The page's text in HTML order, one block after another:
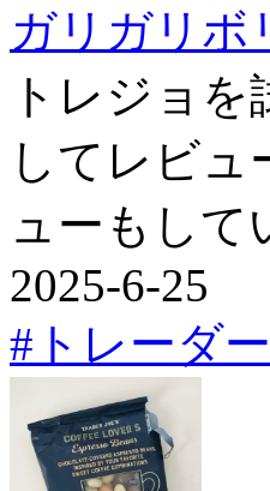
ガリガリボ
トレジョ
してレビ
ューもして
2025-6-25
#トレーダ